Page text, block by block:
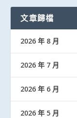
文章歸檔
2026 年 8 月
2026 年 7 月
2026 年 6 月
2026 年 5 月